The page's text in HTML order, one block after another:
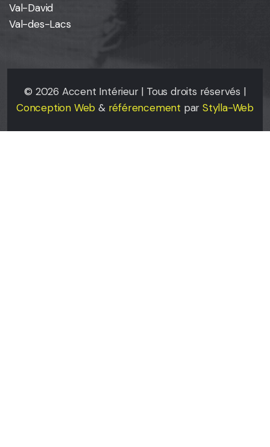
Val-David
Val-des-Lacs
© 2026 Accent Intérieur | Tous droits réservés |
Conception Web & référencement par Stylla-Web